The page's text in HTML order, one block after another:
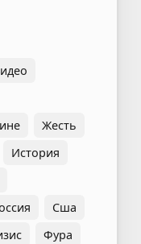
Жесть
История
Сша
Фура